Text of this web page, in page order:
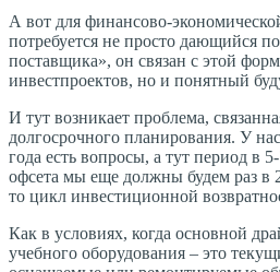
А вот для финансово-
потребуется не просто дающийся
поставщика», он связан с этой
инвестпроектов, но и понятный
И тут возникает проблема,
долгосрочного планирования. У
года есть вопросы, а тут период в
офсета мы еще должны будем раз в
то цикл инвестиционной
Как в условиях, когда основной
учебного оборудования – это